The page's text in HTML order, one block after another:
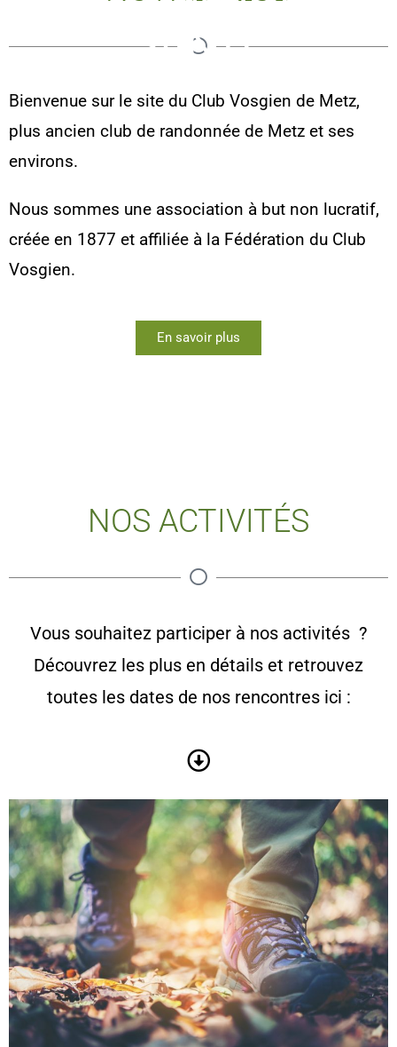
SANTÉ
Bienvenue sur le site du Club Vosgien de Metz,
plus ancien club de randonnée de Metz et ses
environs.
Nous sommes une association à but non lucratif,
créée en 1877 et affiliée à la Fédération du Club
Vosgien.
En savoir plus
NOS ACTIVITÉS
Vous souhaitez participer à nos activités ?
Découvrez les plus en détails et retrouvez
toutes les dates de nos rencontres ici :